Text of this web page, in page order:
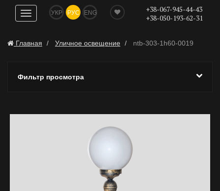
Показать
навигацию
УКР РУС ENG
+38-067-945-44-43
+38-050-193-62-31
Главная Уличное освещение ntb-303-1h60-0019
Фильтр просмотра